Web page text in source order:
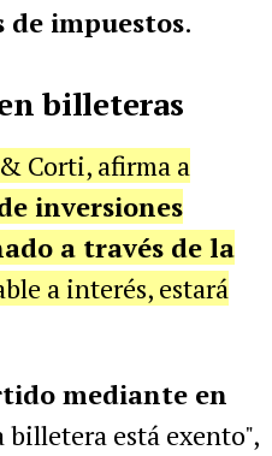
de impuestos.
billeteras
Corti, afirma a
inversiones
a través de la
a interés, estará
mediante en
billetera está exento",